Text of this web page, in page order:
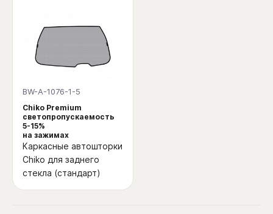
BW-A-1076-1-5
Chiko Premium
светопропускаемость
5-15%
на зажимах
Каркасные автошторки
Chiko для заднего
стекла (стандарт)